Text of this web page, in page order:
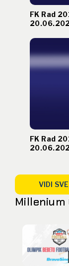
FK Rad
FK Rad
VIDI SVE
Millenium